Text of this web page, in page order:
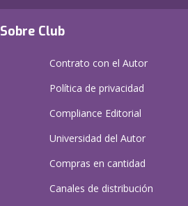
Sobre Club
Contrato con el Autor
Política de privacidad
Compliance Editorial
Universidad del Autor
Compras en cantidad
Canales de distribución